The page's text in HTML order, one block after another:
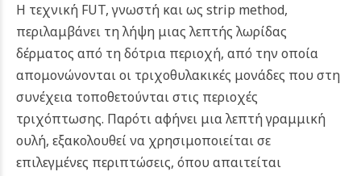
Η τεχνική FUT, γνωστή και ως strip method,
περιλαμβάνει τη λήψη μιας λεπτής λωρίδας
δέρματος από τη δότρια περιοχή, από την οποία
απομονώνονται οι τριχοθυλακικές μονάδες που στη
συνέχεια τοποθετούνται στις περιοχές
τριχόπτωσης. Παρότι αφήνει μια λεπτή γραμμική
ουλή, εξακολουθεί να χρησιμοποιείται σε
επιλεγμένες περιπτώσεις, όπου απαιτείται